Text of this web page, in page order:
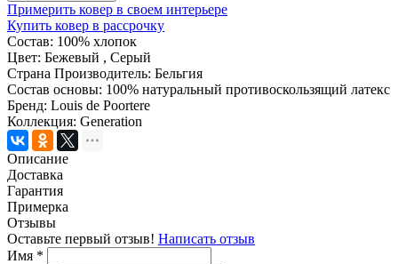
Примерить ковер в своем интерьере
Купить ковер в рассрочку
Состав: 100% хлопок
Цвет: Бежевый , Серый
Страна Производитель: Бельгия
Состав основы: 100% натуральный противоскользящий латекс
Бренд: Louis de Poortere
Коллекция: Generation
Описание
Доставка
Гарантия
Примерка
Отзывы
Оставьте первый отзыв! Написать отзыв
Имя *